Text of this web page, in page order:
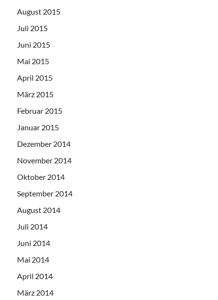
August 2015
Juli 2015
Juni 2015
Mai 2015
April 2015
März 2015
Februar 2015
Januar 2015
Dezember 2014
November 2014
Oktober 2014
September 2014
August 2014
Juli 2014
Juni 2014
Mai 2014
April 2014
März 2014